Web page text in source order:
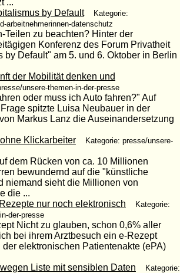
...
by Default
Kategorie:
arbeitnehmerinnen-datenschutz
Teilen zu beachten? Hinter der
Konferenz des Forum Privatheit
by Default" am 5. und 6. Oktober in Berlin
der Mobilität denken und
unsere-themen-in-der-presse
oder muss ich Auto fahren?" Auf
spitzte Luisa Neubauer in der
Markus Lanz die Auseinandersetzung
Klickarbeiter
Kategorie: presse/unsere-
dem Rücken von ca. 10 Millionen
bewundernd auf die "künstliche
niemand sieht die Millionen von
die ...
nur noch elektronisch
Kategorie:
der-presse
Nicht zu glauben, schon 0,6% aller
bei ihrem Arztbesuch ein e-Rezept
elektronischen Patientenakte (ePA)
Liste mit sensiblen Daten
Kategorie: